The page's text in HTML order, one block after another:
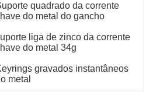
quadrado da corrente
do metal do gancho
liga de zinco da corrente
do metal 34g
gravados instantâneos
metal